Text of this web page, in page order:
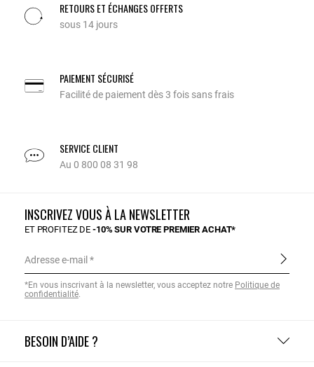
RETOURS ET ÉCHANGES OFFERTS
sous 14 jours
PAIEMENT SÉCURISÉ
Facilité de paiement dès 3 fois sans frais
SERVICE CLIENT
Au 0 800 08 31 98
BESOIN D’AIDE ?
INSCRIVEZ VOUS À LA NEWSLETTER
ET PROFITEZ DE-10% SUR VOTRE PREMIER ACHAT*
Adresse e-mail
*En vous inscrivant à la newsletter, vous acceptez notre Politique de
confidentialité.